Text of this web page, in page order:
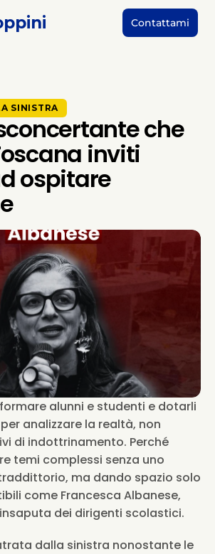
SINISTRA
che
inviti
ospitare
alunni e studenti e dotarli
analizzare la realtà, non
di indottrinamento. Perché
temi complessi senza uno
ma dando spazio solo
come Francesca Albanese,
dei dirigenti scolastici.
dalla sinistra nonostante le
Contattami